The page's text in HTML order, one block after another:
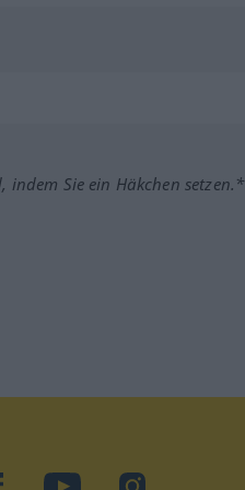
indem Sie ein Häkchen setzen.*